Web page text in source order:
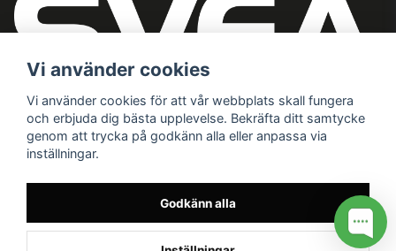
Vi använder cookies
Vi använder cookies för att vår webbplats skall fungera
och erbjuda dig bästa upplevelse. Bekräfta ditt samtycke
genom att trycka på godkänn alla eller anpassa via
inställningar.
Godkänn alla